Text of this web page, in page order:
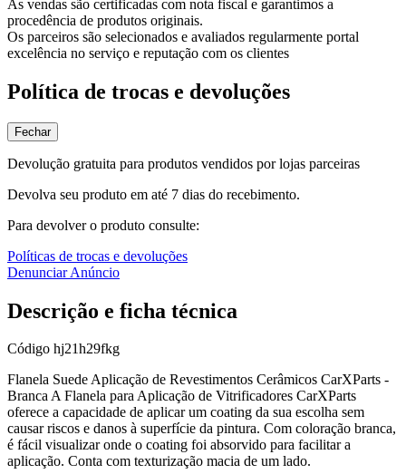
As vendas são certificadas com nota fiscal e garantimos a
procedência de produtos originais.
Os parceiros são selecionados e avaliados regularmente portal
excelência no serviço e reputação com os clientes
Política de trocas e devoluções
Fechar
Devolução gratuita para produtos vendidos por lojas parceiras
Devolva seu produto em até 7 dias do recebimento.
Para devolver o produto consulte:
Políticas de trocas e devoluções
Denunciar Anúncio
Descrição e ficha técnica
Código hj21h29fkg
Flanela Suede Aplicação de Revestimentos Cerâmicos CarXParts -
Branca A Flanela para Aplicação de Vitrificadores CarXParts
oferece a capacidade de aplicar um coating da sua escolha sem
causar riscos e danos à superfície da pintura. Com coloração branca,
é fácil visualizar onde o coating foi absorvido para facilitar a
aplicação. Conta com texturização macia de um lado.